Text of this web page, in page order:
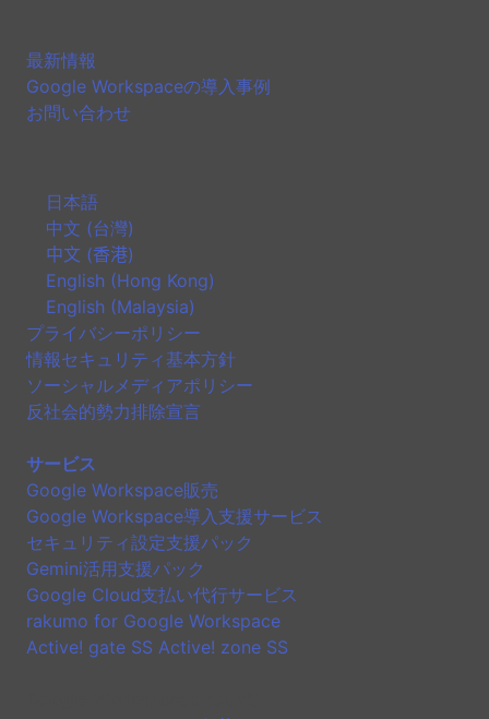
最新情報
Google Workspaceの導入事例
お問い合わせ
日本語
中文 (台灣)
中文 (香港)
English (Hong Kong)
English (Malaysia)
プライバシーポリシー
情報セキュリティ基本方針
ソーシャルメディアポリシー
反社会的勢力排除宣言
サービス
Google Workspace販売
Google Workspace導入支援サービス
セキュリティ設定支援パック
Gemini活用支援パック
Google Cloud支払い代行サービス
rakumo for Google Workspace
Active! gate SS Active! zone SS